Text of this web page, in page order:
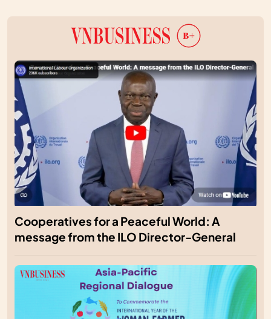
Cooperatives for a Peaceful World: A
message from the ILO Director-General